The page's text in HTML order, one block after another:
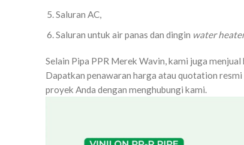
Saluran AC,
Saluran untuk air panas dan dingin water
Selain Pipa PPR Merek Wavin, kami juga
Dapatkan penawaran harga atau quotation
proyek Anda dengan menghubungi kami.